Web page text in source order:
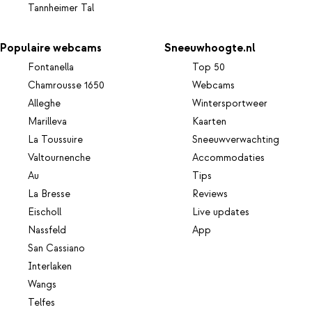
Tannheimer Tal
Populaire webcams
Fontanella
Chamrousse 1650
Alleghe
Marilleva
La Toussuire
Valtournenche
Au
La Bresse
Eischoll
Nassfeld
San Cassiano
Interlaken
Wangs
Telfes
Sneeuwhoogte.nl
Top 50
Webcams
Wintersportweer
Kaarten
Sneeuwverwachting
Accommodaties
Tips
Reviews
Live updates
App